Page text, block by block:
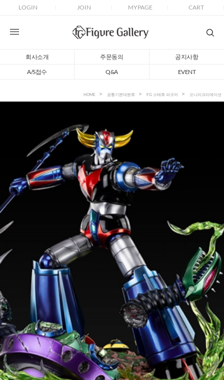
LOGIN JOIN MYPAGE CART
회사소개 주문동의
공지사항
A/S접수
Q&A EVENT
HOME 공통기본대분류 FG 스테츄 피규어 오니리크리에이션